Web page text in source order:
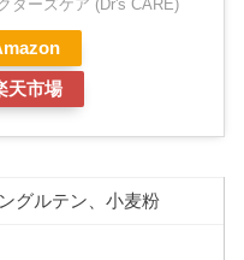
ターズケア (Dr's CARE)
天市場
グルテン、小麦粉